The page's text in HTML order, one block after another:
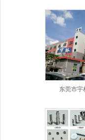
东莞市宇